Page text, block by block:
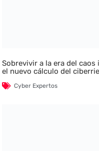
Sobrevivir a la era del
el nuevo cálculo del
Cyber Expertos